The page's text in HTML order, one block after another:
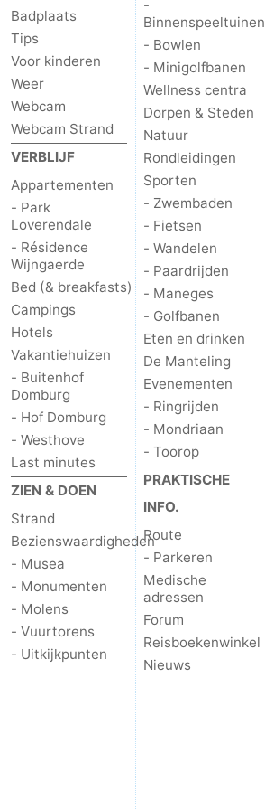
Badplaats
Tips
Voor kinderen
Weer
Webcam
Webcam Strand
VERBLIJF
Appartementen
- Park
Loverendale
- Résidence
Wijngaerde
Bed (& breakfasts)
Campings
Hotels
Vakantiehuizen
- Buitenhof
Domburg
- Hof Domburg
- Westhove
Last minutes
ZIEN & DOEN
Strand
Bezienswaardigheden
- Musea
- Monumenten
- Molens
- Vuurtorens
- Uitkijkpunten
-
Binnenspeeltuinen
- Bowlen
- Minigolfbanen
Wellness centra
Dorpen & Steden
Natuur
Rondleidingen
Sporten
- Zwembaden
- Fietsen
- Wandelen
- Paardrijden
- Maneges
- Golfbanen
Eten en drinken
De Manteling
Evenementen
- Ringrijden
- Mondriaan
- Toorop
PRAKTISCHE
INFO.
Route
- Parkeren
Medische
adressen
Forum
Reisboekenwinkel
Nieuws